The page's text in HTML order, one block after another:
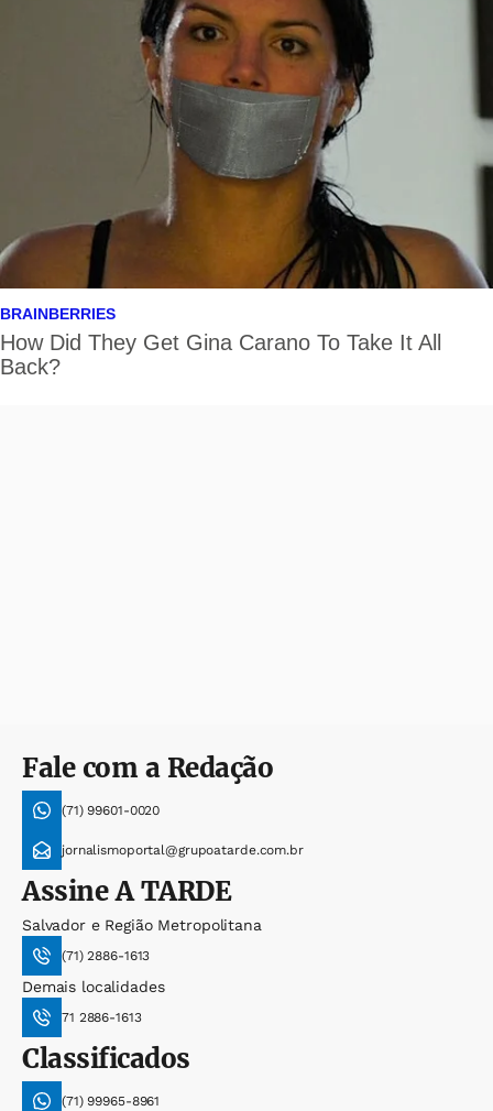
Fale com a Redação
(71) 99601-0020
jornalismoportal@grupoatarde.com.br
AssineA TARDE
Salvador e Região Metropolitana
(71) 2886-1613
Demais localidades
71 2886-1613
Classificados
(71) 99965-8961